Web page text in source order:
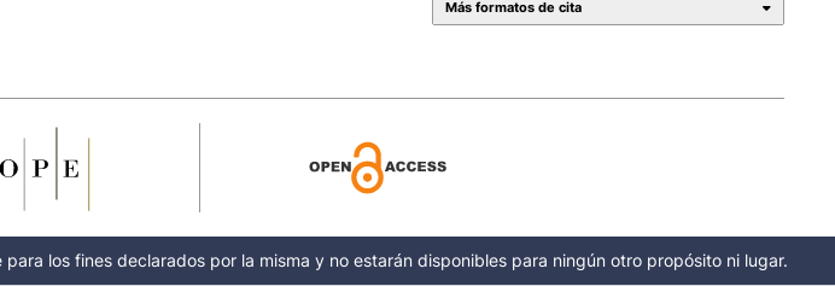
Más formatos de cita
los fines declarados por la misma y no estarán disponibles para ningún otro propósito ni lugar.